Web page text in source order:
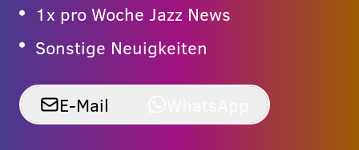
1x pro Woche Jazz News
Sonstige Neuigkeiten
E-Mail